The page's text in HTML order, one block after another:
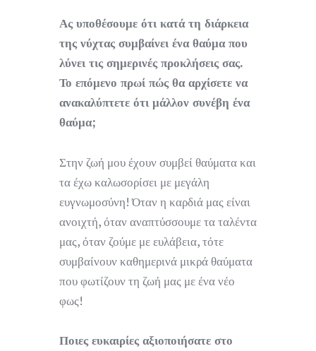
Ας υποθέσουμε ότι κατά τη διάρκεια
της νύχτας συμβαίνει ένα θαύμα που
λύνει τις σημερινές προκλήσεις σας.
Το επόμενο πρωί πώς θα αρχίσετε να
ανακαλύπτετε ότι μάλλον συνέβη ένα
θαύμα;
Στην ζωή μου έχουν συμβεί θαύματα και
τα έχω καλωσορίσει με μεγάλη
ευγνωμοσύνη! Όταν η καρδιά μας είναι
ανοιχτή, όταν αναπτύσσουμε τα ταλέντα
μας, όταν ζούμε με ευλάβεια, τότε
συμβαίνουν καθημερινά μικρά θαύματα
που φωτίζουν τη ζωή μας με ένα νέο
φως!
Ποιες ευκαιρίες αξιοποιήσατε στο